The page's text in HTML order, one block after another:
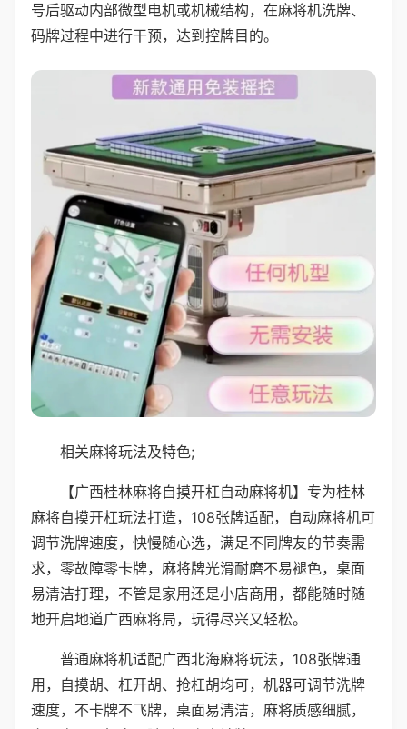
号后驱动内部微型电机或机械结构，在麻将机洗牌、
码牌过程中进行干预，达到控牌目的。
相关麻将玩法及特色;
【广西桂林麻将自摸开杠自动麻将机】专为桂林
麻将自摸开杠玩法打造，108张牌适配，自动麻将机可
调节洗牌速度，快慢随心选，满足不同牌友的节奏需
求，零故障零卡牌，麻将牌光滑耐磨不易褪色，桌面
易清洁打理，不管是家用还是小店商用，都能随时随
地开启地道广西麻将局，玩得尽兴又轻松。
普通麻将机适配广西北海麻将玩法，108张牌通
用，自摸胡、杠开胡、抢杠胡均可，机器可调节洗牌
速度，不卡牌不飞牌，桌面易清洁，麻将质感细腻，